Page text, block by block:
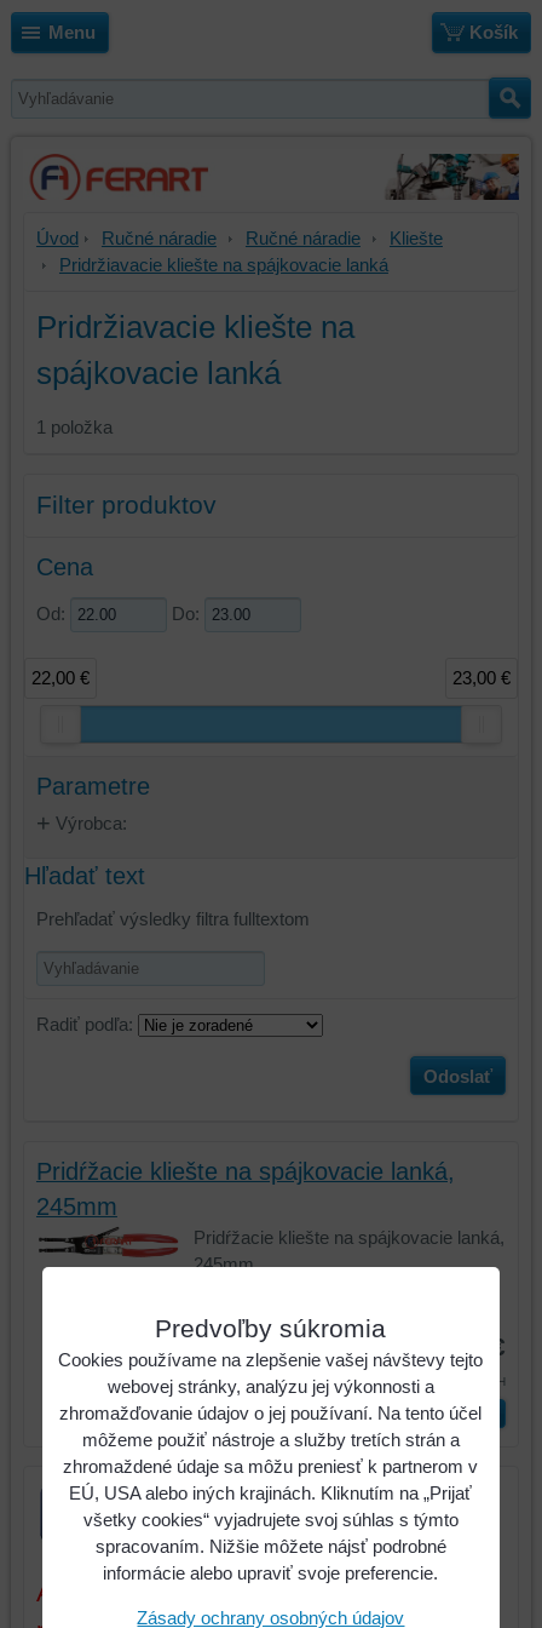
Menu Košík
Úvod Ručné náradie Ručné náradie
Kliešte
Pridržiavacie kliešte na spájkovacie lanká
Pridržiavacie kliešte na
spájkovacie lanká
1 položka
Filter produktov
Cena
Od: Do:
22,00 € 23,00 €
Parametre
Výrobca:
Hľadať text
Prehľadať výsledky filtra fulltextom
Radiť podľa:
Odoslať
Pridŕžacie kliešte na spájkovacie lanká,
245mm
Pridŕžacie kliešte na spájkovacie lanká,
245mm
22,30 €
27,43 € s DPH
ks Vložiť do košíka
Aktuálne ceny sú platné iba pri tovare a
Predvoľby súkromia
Cookies používame na zlepšenie vašej návštevy tejto
webovej stránky, analýzu jej výkonnosti a
zhromažďovanie údajov o jej používaní. Na tento účel
môžeme použiť nástroje a služby tretích strán a
zhromaždené údaje sa môžu preniesť k partnerom v
EÚ, USA alebo iných krajinách. Kliknutím na „Prijať
všetky cookies“ vyjadrujete svoj súhlas s týmto
spracovaním. Nižšie môžete nájsť podrobné
informácie alebo upraviť svoje preferencie.
Zásady ochrany osobných údajov